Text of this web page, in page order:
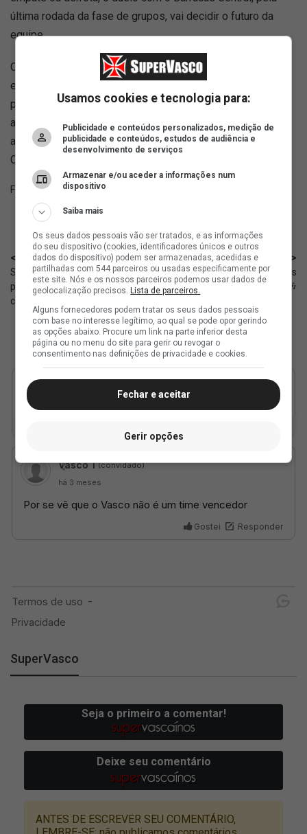
última rodada da fase de grupos, vai decidir o futuro da
equipe.
O próximo compromisso pela competição será decisivo. A
equipe encara o Olimpia, no Paraguai, em confronto direto
pelo topo da tabela, uma vez que as duas equipes dividem
a ponta com sete pontos conquistados cada. A partida
acontece no dia 20 de maio, no estádio Defensores del
Chaco.
Fonte:ge
< Anterior
Sub-20: Jogadores que viajaram
para o Chile serão titulares
contra o Santos
Próximo >
Feminino: A trilha sonora das
Meninas da Colina 🎶
SuperVasco
Usamos cookies e tecnologia para:
Publicidade e conteúdos personalizados, medição de
publicidade e conteúdos, estudos de audiência e
desenvolvimento de serviços
Armazenar e/ou aceder a informações num
dispositivo
Saiba mais
Os seus dados pessoais vão ser tratados, e as informações
do seu dispositivo (cookies, identificadores únicos e outros
dados do dispositivo) podem ser armazenadas, acedidas e
partilhadas com 544 parceiros ou usadas especificamente por
este site. Nós e os nossos parceiros podemos usar dados de
geolocalização precisos. Lista de parceiros.
Alguns fornecedores podem tratar os seus dados pessoais
com base no interesse legítimo, ao qual se pode opor gerindo
as opções abaixo. Procure um link na parte inferior desta
página ou no menu do site para gerir ou revogar o
consentimento nas definições de privacidade e cookies.
Fechar e aceitar
Gerir opções